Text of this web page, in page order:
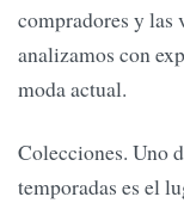
compradores y las
analizamos con
moda actual.
Colecciones. Uno
temporadas es el